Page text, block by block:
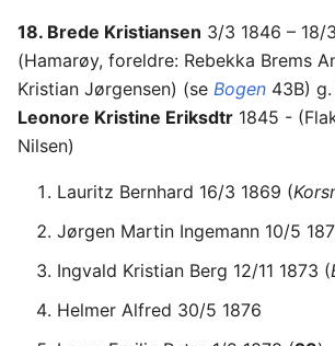
18. Brede Kristiansen 3/3 1846 – 18/
(Hamarøy, foreldre: Rebekka Brems
Kristian Jørgensen) (se Bogen 43B)
Leonore Kristine Eriksdtr 1845 -
Nilsen)
Lauritz Bernhard 16/3 1869 (
Jørgen Martin Ingemann 10/5
Ingvald Kristian Berg 12/11 1873 (
Helmer Alfred 30/5 1876